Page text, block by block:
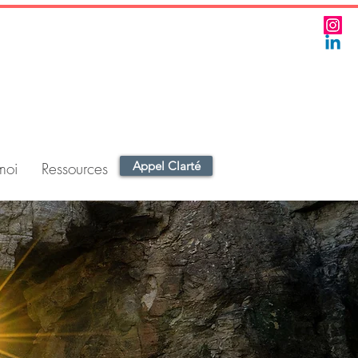
Ressources Appel Clarté